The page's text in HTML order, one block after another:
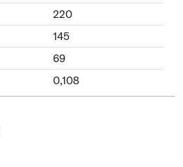
220
145
69
0,108